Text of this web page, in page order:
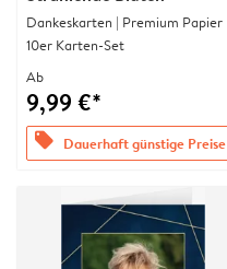
Dankeskarten | Premium Papier
10er Karten-Set
Ab
9,99 €*
offers Dauerhaft günstige Preise